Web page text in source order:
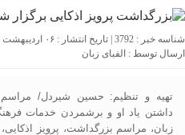
شناسه خبر : 3792 | تاریخ انتشار : ۰۶ اردیبهشت ۱۴۰۲ - ۱۵:۰۲ | 606 بازدید | تعداد دیدگاه :
ارسال توسط : الفبای زبان
تهیه و تنظیم: حسین شیردل/ مراسم
داشتن یاد او و برشمردن خدمات
زبان، مراسم بزرگداشت، پرویز